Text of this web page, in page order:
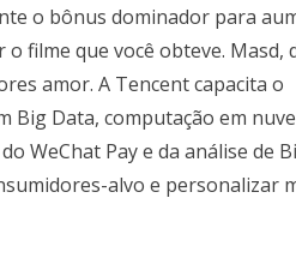
o bônus dominador para
filme que você obteve. Masd,
amor. A Tencent capacita o
Big Data, computação em
WeChat Pay e da análise de
alvo e personalizar